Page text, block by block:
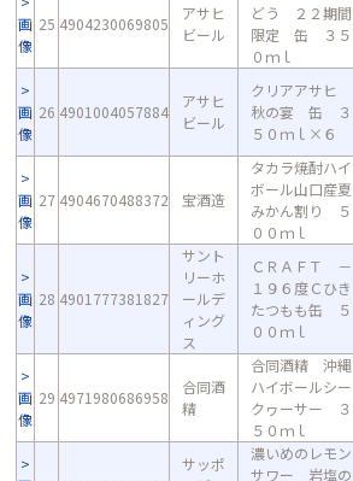
画
像
25 4904230069805
アサヒ
ビール
どう ２２期間
限定 缶 ３５
０ｍｌ
画
像
26 4901004057884
アサヒ
ビール
クリアアサヒ
秋の宴 缶 ３
５０ｍｌ×６
画
像
27 4904670488372 宝酒造
タカラ焼酎ハイ
ボール山口産夏
みかん割り ５
００ｍｌ
画
像
28 4901777381827
サント
リーホ
ールデ
ィング
ス
ＣＲＡＦＴ －
１９６度Ｃひき
たつもも缶 ５
００ｍｌ
画
像
29 4971980686958
合同酒
精
合同酒精 沖縄
ハイボールシー
クヮーサー ３
５０ｍｌ
サッポ
濃いめのレモン
サワー 岩塩の